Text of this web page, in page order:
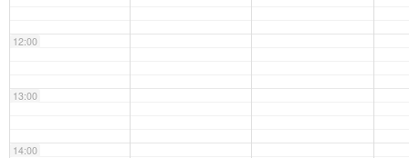
12:00
13:00
14:00